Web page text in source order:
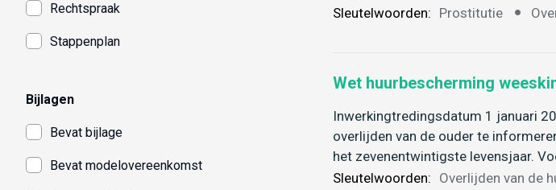
Rechtspraak
Stappenplan
Bijlagen
Bevat bijlage
Bevat modelovereenkomst
Sleutelwoorden: Prostitutie
Wet huurbescherming
Inwerkingtredingsdatum 1 januari
overlijden van de ouder te
het zevenentwintigste levensjaar.
Sleutelwoorden: Overlijden van de